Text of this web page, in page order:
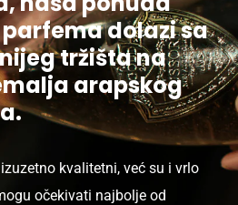
dolazi sa
tržišta na
arapskog
kvalitetni, već su i vrlo
očekivati ​​najbolje od